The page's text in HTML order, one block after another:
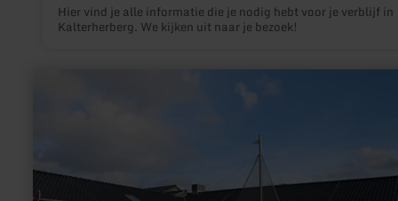
Hier vind je alle informatie die je nodig hebt voor je verblijf in
Kalterherberg. We kijken uit naar je bezoek!